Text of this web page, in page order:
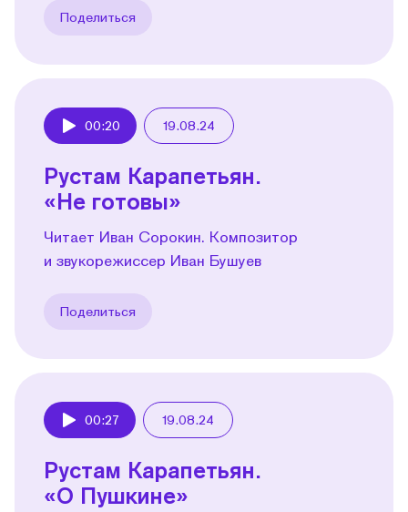
Поделиться
00:20 19.08.24
Рустам Карапетьян.
«Не готовы»
Читает Иван Сорокин. Композитор
и звукорежиссер Иван Бушуев
Поделиться
00:27 19.08.24
Рустам Карапетьян.
«О Пушкине»